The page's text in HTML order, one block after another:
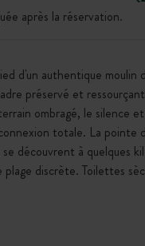
après la réservation.
d'un authentique moulin
préservé et
ombragé, le silence
totale. La pointe
découvrent à quelques
plage discrète. Toilettes